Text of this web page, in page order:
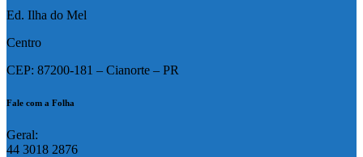
Ed. Ilha do Mel
Centro
CEP: 87200-181 – Cianorte – PR
Fale com a Folha
Geral:
44 3018 2876